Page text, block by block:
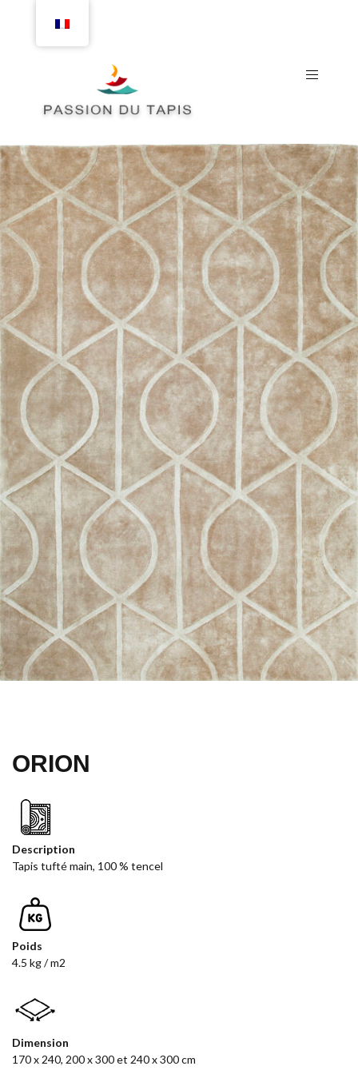
ORION
Description
Tapis tufté main, 100 % tencel
Poids
4.5 kg / m2
Dimension
170 x 240, 200 x 300 et 240 x 300 cm